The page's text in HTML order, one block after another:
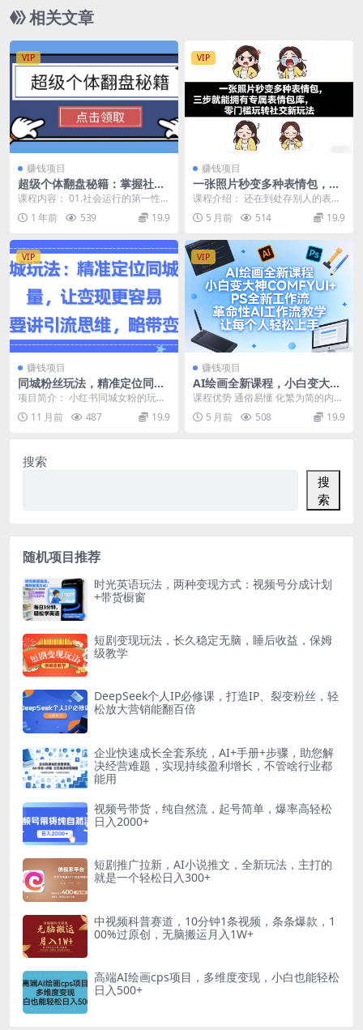
相关文章
VIP
赚钱项目
超级个体翻盘秘籍：掌握社会
原理，开启无限游戏之旅，学
会创造财富
课程内容： 01.社会运行的第一性原
理,m4a 02、穷的根源是什么?(上).
m...1 年前 539 19.9
VIP
赚钱项目
一张照片秒变多种表情包，三
步就能拥有专属表情包库，零
门槛玩转社交新玩法【文档】
课程介绍： 还在到处存别人的表情
包？现在一张普通照片，就能一键
生成N种专属表情包...
5 月前 514 19.9
VIP
赚钱项目
同城粉丝玩法，精准定位同城
流量，让变现更容易，主要讲
项目简介： 小红书同城女粉的玩
法，也可以适用到其他平台，通过
作品精准引流同城流量...
11 月前 487 19.9
VIP
赚钱项目
AI绘画全新课程，小白变大神
COMFYUI+PS全新工作流，
革命性AI工作流教学，让每个
人轻松上手
课程优势 通俗易懂 化繁为简的内
容，从原理到实操，让每个人轻松
上手 课程创新 2...
5 月前 508 19.9
搜索
搜
索
随机项目推荐
时光英语玩法，两种变现方式：视频号分成计划
+带货橱窗
短剧变现玩法，长久稳定无脑，睡后收益，保姆
级教学
DeepSeek个人IP必修课，打造IP、裂变粉丝，轻
松放大营销能翻百倍
企业快速成长全套系统，AI+手册+步骤，助您解
决经营难题，实现持续盈利增长，不管啥行业都
能用
视频号带货，纯自然流，起号简单，爆率高轻松
日入2000+
短剧推广拉新，AI小说推文，全新玩法，主打的
就是一个轻松日入300+
中视频科普赛道，10分钟1条视频，条条爆款，1
00%过原创，无脑搬运月入1W+
高端AI绘画cps项目，多维度变现，小白也能轻松
日入500+